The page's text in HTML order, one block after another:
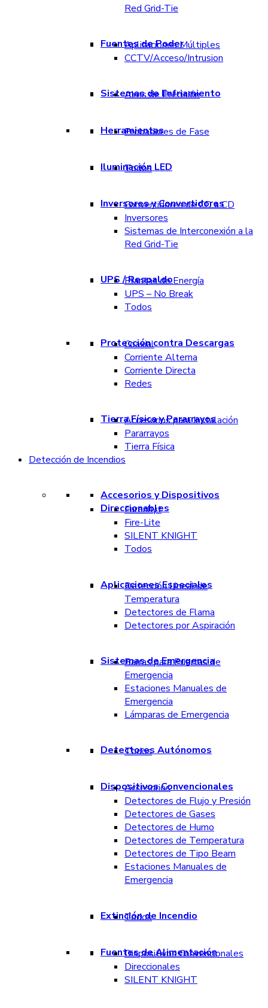
Red Grid-Tie
Fuentes de Poder
Aplicaciones Múltiples
CCTV/Acceso/Intrusion
Sistemas de Enfriamiento
Aires de Precisión
Herramientas
Probadores de Fase
Iluminación LED
Todos
Inversores y Convertidores
Convertidores de CD a CD
Inversores
Sistemas de Interconexión a la
Red Grid-Tie
UPS / Respaldo
Plantas de Energía
UPS – No Break
Todos
Protección contra Descargas
Coaxial
Corriente Alterna
Corriente Directa
Redes
Tierra Física y Pararrayos
Accesorios para Instalación
Pararrayos
Tierra Física
Detección de Incendios
Accesorios y Dispositivos
Direccionables
Farenhyt
Fire-Lite
SILENT KNIGHT
Todos
Aplicaciones Especiales
Detección Lineal de
Temperatura
Detectores de Flama
Detectores por Aspiración
Sistemas de Emergencia
Barras para Puertas de
Emergencia
Estaciones Manuales de
Emergencia
Lámparas de Emergencia
Detectores Autónomos
Todos
Dispositivos Convencionales
Accesorios
Detectores de Flujo y Presión
Detectores de Gases
Detectores de Humo
Detectores de Temperatura
Detectores de Tipo Beam
Estaciones Manuales de
Emergencia
Extinción de Incendio
Todos
Fuentes de Alimentación
Dispositivos Convencionales
Direccionales
SILENT KNIGHT